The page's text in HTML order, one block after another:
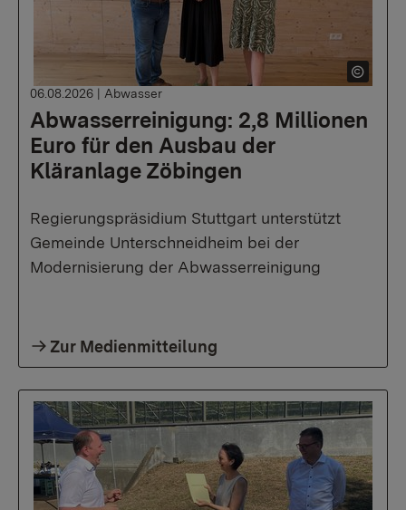
Abwasserreinigung: 2,8 Millionen
Euro für den Ausbau der
Kläranlage Zöbingen
06.08.2026 | Abwasser
Regierungspräsidium Stuttgart unterstützt
Gemeinde Unterschneidheim bei der
Modernisierung der Abwasserreinigung
Zur Medienmitteilung